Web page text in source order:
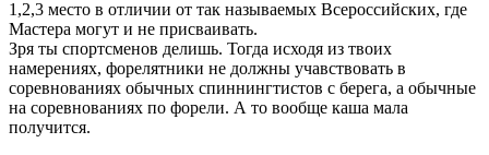
1,2,3 место в отличии от так называемых Всероссийских, где
Мастера могут и не присваивать.
Зря ты спортсменов делишь. Тогда исходя из твоих
намерениях, форелятники не должны учавствовать в
соревнованиях обычных спиннингтистов с берега, а обычные
на соревнованиях по форели. А то вообще каша мала
получится.